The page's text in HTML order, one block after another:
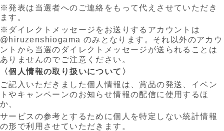
※発表は当選者へのご連絡をもって代えさせていただき
ます。
※ダイレクトメッセージをお送りするアカウントは
@hiruzenshiogama のみとなります。それ以外のアカウ
ントから当選のダイレクトメッセージが送られることは
ありませんのでご注意ください。
〈個人情報の取り扱いについて〉
ご記入いただきました個人情報は、賞品の発送、イベン
トやキャンペーンのお知らせ情報の配信に使用するほ
か、
サービスの参考とするために個人を特定しない統計情報
の形で利用させていただきます。